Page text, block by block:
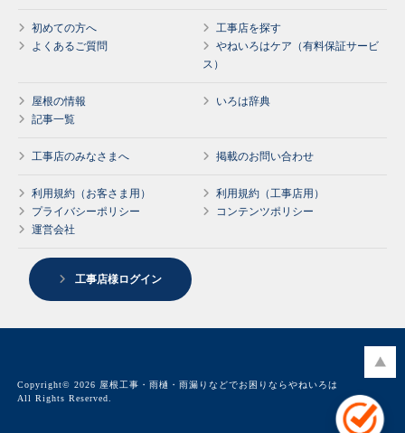
初めての方へ
工事店を探す
よくあるご質問
やねいろはケア（有料保証サービ
ス）
屋根の情報
いろは辞典
記事一覧
工事店のみなさまへ 掲載のお問い合わせ
利用規約（お客さま用）
利用規約（工事店用）
プライバシーポリシー
コンテンツポリシー
運営会社
工事店様ログイン
Copyright© 2026 屋根工事・雨樋・雨漏りなどでお困りならやねいろは
All Rights Reserved.